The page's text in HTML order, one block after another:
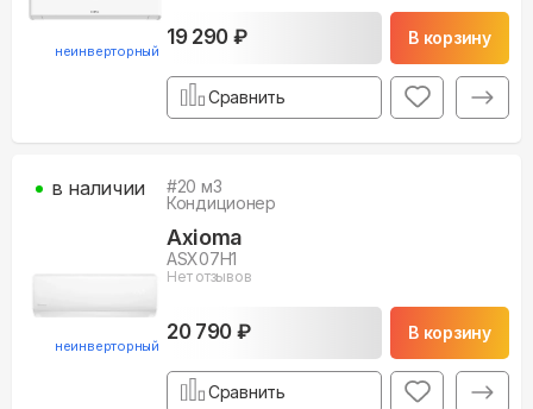
неинверторный
19 290 ₽ В корзину
Сравнить
неинверторный
#20 м3
Кондиционер
Axioma
ASX07H1
Нет отзывов
20 790 ₽ В корзину
в наличии
Сравнить